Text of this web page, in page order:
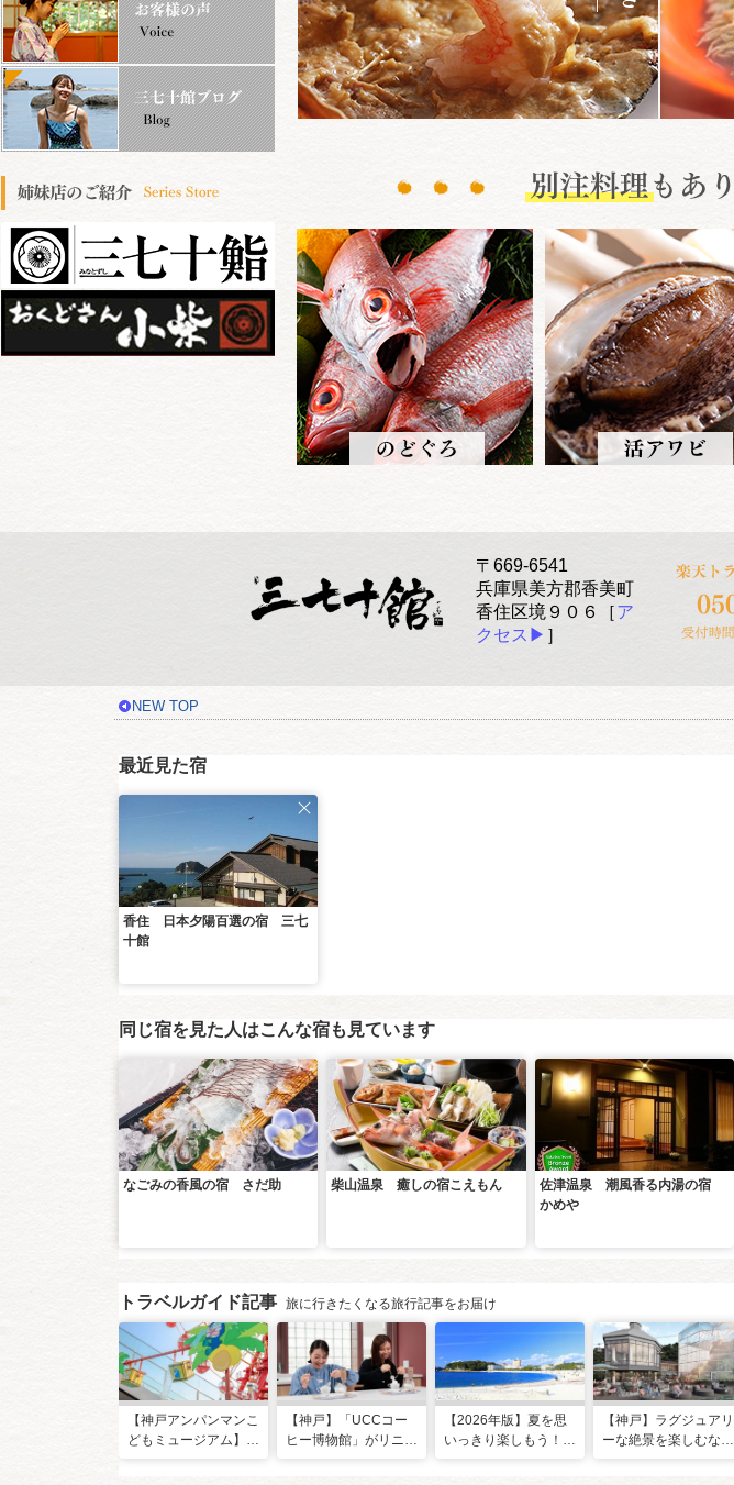
〒669-6541
兵庫県美方郡香美町
香住区境９０６［ア
クセス▶︎ ］
NEW TOP
最近見た宿
香住 日本夕陽百選の宿 三七
十館
同じ宿を見た人はこんな宿も見ています
なごみの香風の宿 さだ助 柴山温泉 癒しの宿こえもん
佐津温泉 潮風香る内湯の宿
かめや
トラベルガイド記事 旅に行きたくなる旅行記事をお届け
【神戸アンパンマンこ
どもミュージアム】夏
【神戸】「UCCコー
ヒー博物館」がリニュ
【2026年版】夏を思
いっきり楽しもう！関
【神戸】ラグジュアリ
ーな絶景を楽しむなら